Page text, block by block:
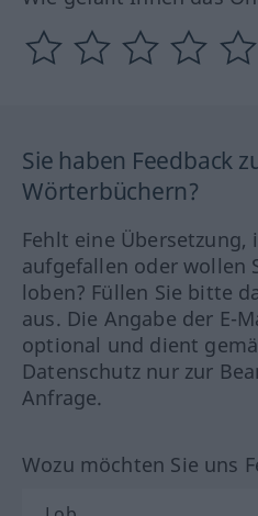
Sie haben Feedback
Wörterbüchern?
Fehlt eine
aufgefallen oder wollen
loben? Füllen Sie bitte
aus. Die Angabe der E-
optional und dient
Datenschutz nur zur
Anfrage.
Wozu möchten Sie uns